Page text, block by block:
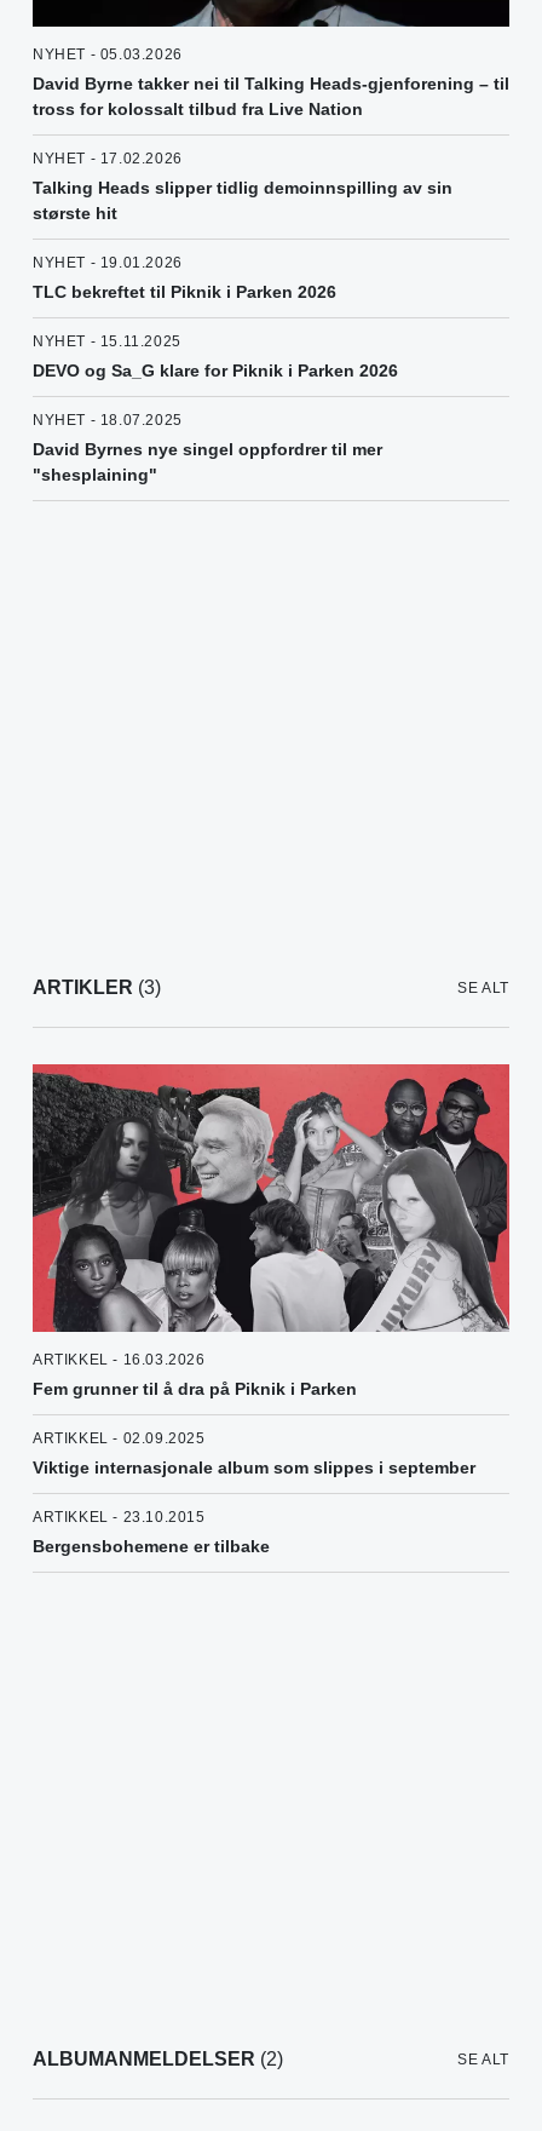
NYHET - 05.03.2026
David Byrne takker nei til Talking Heads-gjenforening – til
tross for kolossalt tilbud fra Live Nation
NYHET - 17.02.2026
Talking Heads slipper tidlig demoinnspilling av sin
største hit
NYHET - 19.01.2026
TLC bekreftet til Piknik i Parken 2026
NYHET - 15.11.2025
DEVO og Sa_G klare for Piknik i Parken 2026
NYHET - 18.07.2025
David Byrnes nye singel oppfordrer til mer
"shesplaining"
ARTIKLER (3) SE ALT
ARTIKKEL - 16.03.2026
Fem grunner til å dra på Piknik i Parken
ARTIKKEL - 02.09.2025
Viktige internasjonale album som slippes i september
ARTIKKEL - 23.10.2015
Bergensbohemene er tilbake
ALBUMANMELDELSER (2) SE ALT